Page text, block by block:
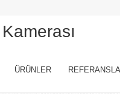
ÜRÜNLER